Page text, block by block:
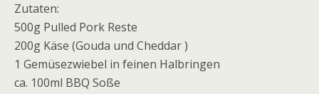
Zutaten:
500g Pulled Pork Reste
200g Käse (Gouda und Cheddar )
1 Gemüsezwiebel in feinen Halbringen
ca. 100ml BBQ Soße